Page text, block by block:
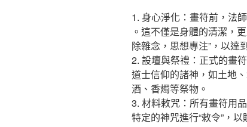
1. 身心淨化：畫符前，法
。這不僅是身體的清潔，
除雜念，思想專注”，以達
2. 設壇與祭禮：正式的畫
道士信仰的諸神，如土地
酒、香燭等祭物。
3. 材料敕咒：所有畫符用
特定的神咒進行“敕令”，以